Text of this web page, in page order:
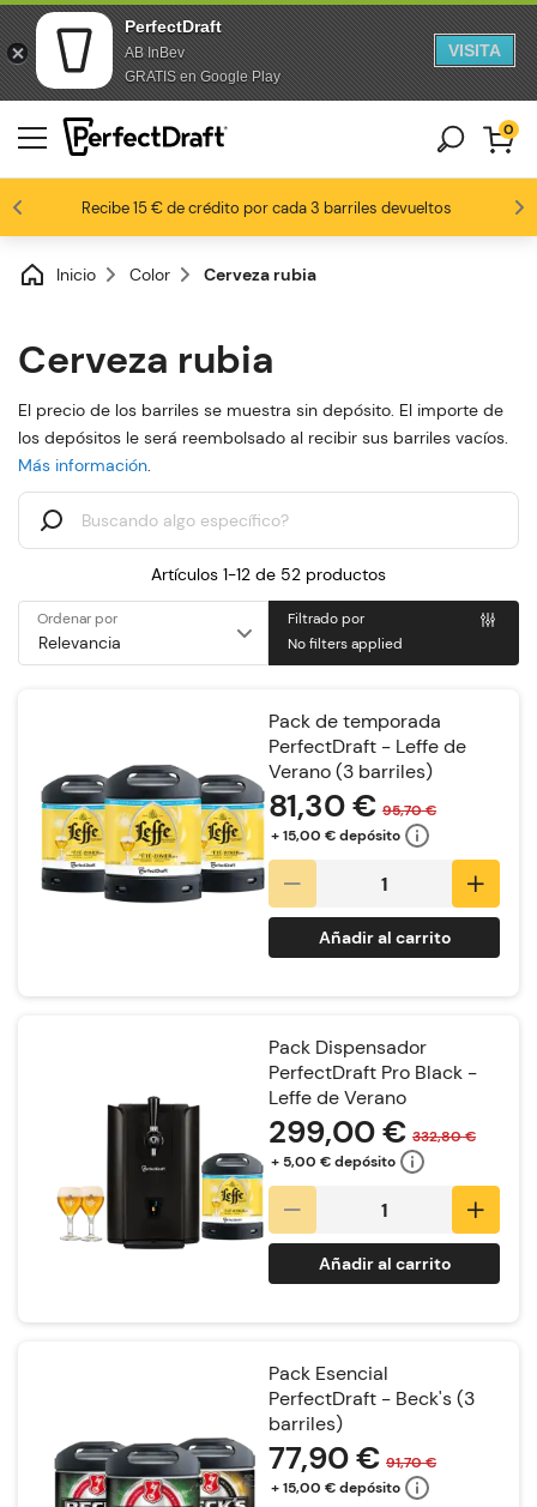
PerfectDraft
AB InBev
GRATIS en Google Play
VISITA
saltar al contenido
Saltar al pie de página
Recibe 15 € de crédito por cada 3 barriles devueltos
Los fanáticos de la cerveza nos aman 8,8 / 10
0
Inicio Color Cerveza rubia
Cerveza rubia
El precio de los barriles se muestra sin depósito. El importe de
los depósitos le será reembolsado al recibir sus barriles vacíos.
Más información.
Artículos 1-12 de 52 productos
Ordenar por
Filtrado por
No filters applied
Pack de temporada
PerfectDraft - Leffe de
Verano (3 barriles)
81,30 € 95,70 €
+ 15,00 € depósito
Añadir al carrito
Pack Dispensador
PerfectDraft Pro Black -
Leffe de Verano
299,00 € 332,80 €
+ 5,00 € depósito
Añadir al carrito
Pack Esencial
PerfectDraft - Beck's (3
barriles)
77,90 € 91,70 €
+ 15,00 € depósito